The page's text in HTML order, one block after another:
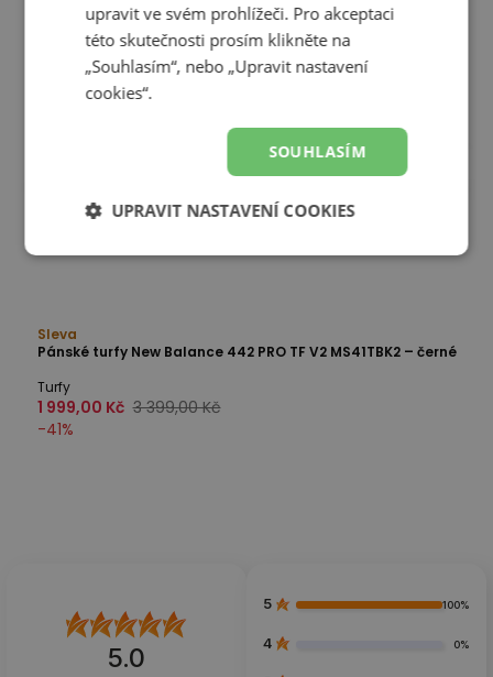
Sleva
Pánské turfy New Balance 442 PRO TF V2 MS41TBK2 – černé
Turfy
1 999,00 Kč 3 399,00 Kč
-41%
5.0
5 100%
4 0%
upravit ve svém prohlížeči. Pro akceptaci
této skutečnosti prosím klikněte na
„Souhlasím“, nebo „Upravit nastavení
cookies“.
SOUHLASÍM
UPRAVIT NASTAVENÍ COOKIES